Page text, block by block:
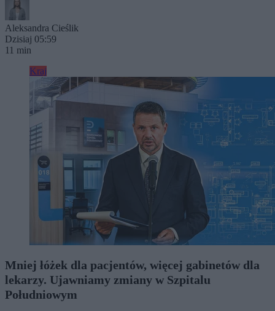
Aleksandra Cieślik
Dzisiaj 05:59
11 min
Kraj
Mniej łóżek dla pacjentów, więcej gabinetów dla
lekarzy. Ujawniamy zmiany w Szpitalu
Południowym